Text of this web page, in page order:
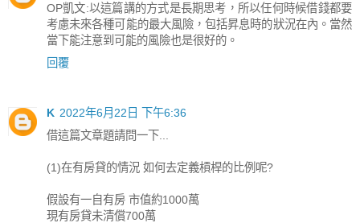
OP凱文:以這篇講的方式是長期思考，所以任何時候借錢都要
考慮未來各種可能的最大風險，包括昇息時的狀況在內。當然
當下能注意到可能的風險也是很好的。
回覆
K 2022年6月22日 下午6:36
借這篇文章題請問一下...
(1)在有房貸的情況 如何去定義槓桿的比例呢?
假設有一自有房 市值約1000萬
現有房貸未清償700萬